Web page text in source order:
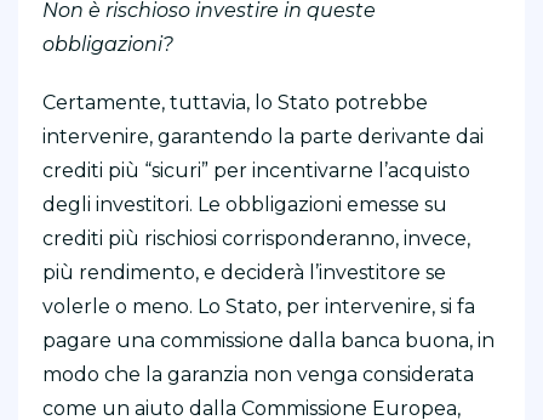
Non è rischioso investire in queste
obbligazioni?
Certamente, tuttavia, lo Stato potrebbe
intervenire, garantendo la parte derivante dai
crediti più “sicuri” per incentivarne l’acquisto
degli investitori. Le obbligazioni emesse su
crediti più rischiosi corrisponderanno, invece,
più rendimento, e deciderà l’investitore se
volerle o meno. Lo Stato, per intervenire, si fa
pagare una commissione dalla banca buona, in
modo che la garanzia non venga considerata
come un aiuto dalla Commissione Europea,